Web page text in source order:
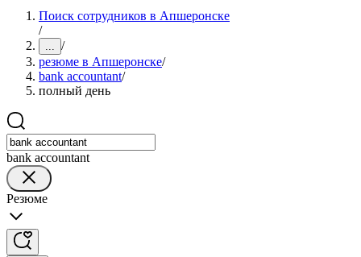
Поиск сотрудников в Апшеронске
/
... /
резюме в Апшеронске/
bank accountant/
полный день
bank accountant
Резюме